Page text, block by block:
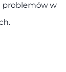
problemów w